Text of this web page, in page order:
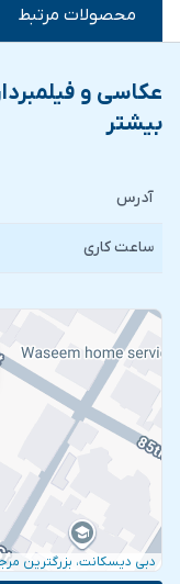
محصولات مرتبط
عکاسی و
بیشتر
آدرس
ساعت کاری
دبی دیسکانت، بزرگترین